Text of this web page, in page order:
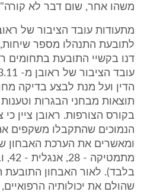
משהו אחר, שום דבר לא קורה" (ע' 15 ש'
מתעודות עובד הציבור של
לתובעת התנהלו מספר שיחות,
דנו בקשיי התובעת בתחומים
הדין ועל מנת לבצע בדיקה
תוצאות מבחני הבגרות
בקורס הצורפות. ראובן ציין כי
הנמוכים שהתקבלו משקפים
בלבד). לאור האבחון התובעת
שהולם את יכולותיה